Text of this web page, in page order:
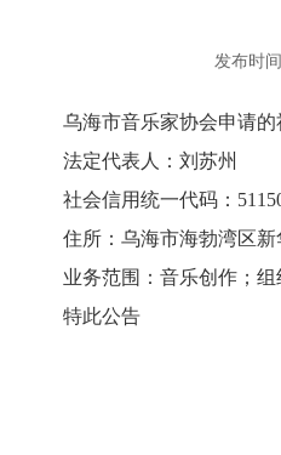
发布时
乌海市音乐家协会申请的
法定代表人：刘苏州
社会信用统一代码：
住所：乌海市海勃湾区新
业务范围：音乐创作；组
特此公告